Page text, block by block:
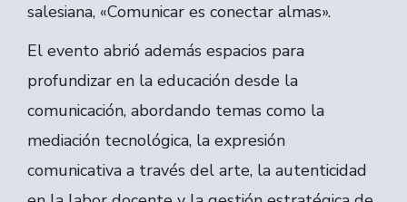
salesiana, «Comunicar es conectar almas».
El evento abrió además espacios para
profundizar en la educación desde la
comunicación, abordando temas como la
mediación tecnológica, la expresión
comunicativa a través del arte, la autenticidad